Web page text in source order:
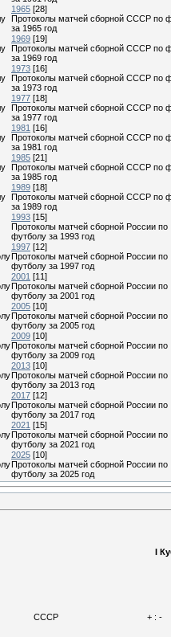
1965 [28]
Протоколы матчей сборной СССР по
за 1965 год
1969 [19]
Протоколы матчей сборной СССР по
за 1969 год
1973 [16]
Протоколы матчей сборной СССР по
за 1973 год
1977 [18]
Протоколы матчей сборной СССР по
за 1977 год
1981 [16]
Протоколы матчей сборной СССР по
за 1981 год
1985 [21]
Протоколы матчей сборной СССР по
за 1985 год
1989 [18]
Протоколы матчей сборной СССР по
за 1989 год
1993 [15]
Протоколы матчей сборной России по
футболу за 1993 год
1997 [12]
Протоколы матчей сборной России по
футболу за 1997 год
2001 [11]
Протоколы матчей сборной России по
футболу за 2001 год
2005 [10]
Протоколы матчей сборной России по
футболу за 2005 год
2009 [10]
Протоколы матчей сборной России по
футболу за 2009 год
2013 [10]
Протоколы матчей сборной России по
футболу за 2013 год
2017 [12]
Протоколы матчей сборной России по
футболу за 2017 год
2021 [15]
Протоколы матчей сборной России по
футболу за 2021 год
2025 [10]
Протоколы матчей сборной России по
футболу за 2025 год
I
СССР + : -